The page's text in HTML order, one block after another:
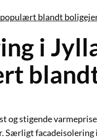
populært blandt
i
og stigende
Særligt facadeisolering